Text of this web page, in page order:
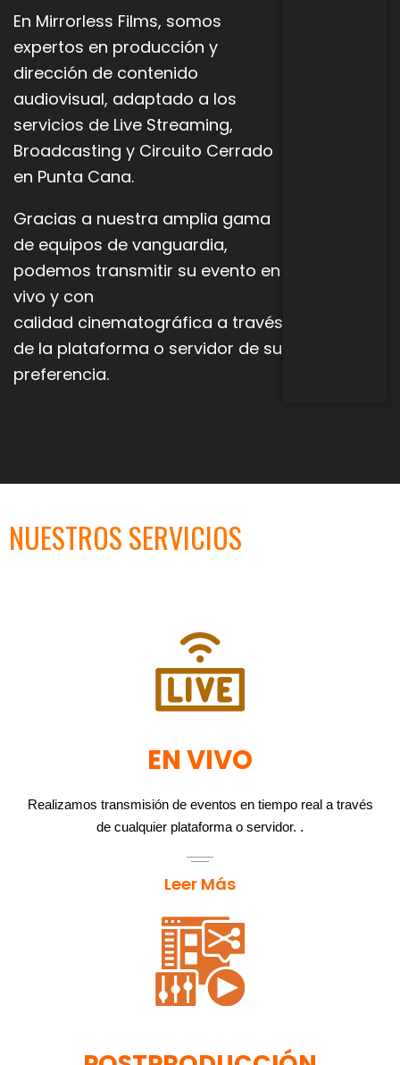
En Mirrorless Films, somos
expertos en producción y
dirección de contenido
audiovisual, adaptado a los
servicios de Live Streaming,
Broadcasting y Circuito Cerrado
en Punta Cana.
Gracias a nuestra amplia gama
de equipos de vanguardia,
podemos transmitir su evento en
vivo y con
calidad cinematográfica a través
de la plataforma o servidor de su
preferencia.
NUESTROS SERVICIOS
EN VIVO
Realizamos transmisión de eventos en tiempo real a través
de cualquier plataforma o servidor. .
Leer Más